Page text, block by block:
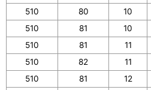
510
80 10
510
81 10
510
81 11
510
82 11
510
81 12